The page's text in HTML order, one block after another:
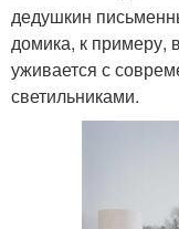
дедушкин
домика, к примеру,
уживается с
светильниками.